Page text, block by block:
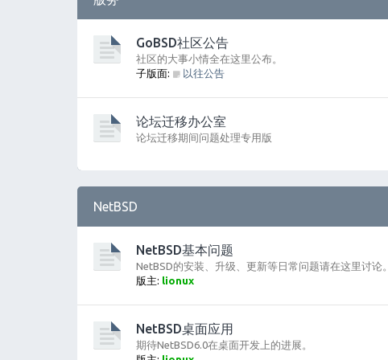
GoBSD社区公告
社区的大事小情全在这里公布。
子版面:
以往公告
论坛迁移办公室
论坛迁移期间问题处理专用版
NetBSD
NetBSD基本问题
NetBSD的安装、升级、更新等日常问题请在这里讨论。
版主: lionux
NetBSD桌面应用
期待NetBSD6.0在桌面开发上的进展。